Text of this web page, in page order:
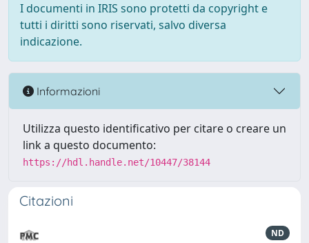
I documenti in IRIS sono protetti da copyright e
tutti i diritti sono riservati, salvo diversa
indicazione.
Informazioni
Utilizza questo identificativo per citare o creare un
link a questo documento:
https://hdl.handle.net/10447/38144
Citazioni
ND